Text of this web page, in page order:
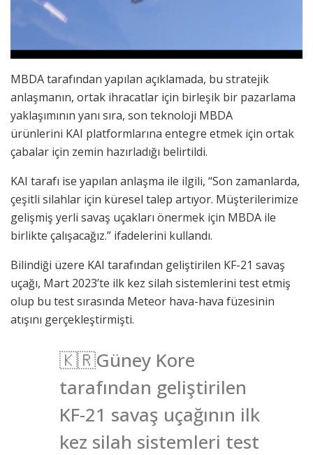
MBDA tarafından yapılan açıklamada, bu stratejik
anlaşmanın, ortak ihracatlar için birleşik bir pazarlama
yaklaşımının yanı sıra, son teknoloji MBDA
ürünlerini KAI platformlarına entegre etmek için ortak
çabalar için zemin hazırladığı belirtildi.
KAI tarafı ise yapılan anlaşma ile ilgili, “Son zamanlarda,
çeşitli silahlar için küresel talep artıyor. Müşterilerimize
gelişmiş yerli savaş uçakları önermek için MBDA ile
birlikte çalışacağız.” ifadelerini kullandı.
Bilindiği üzere KAI tarafından geliştirilen KF-21 savaş
uçağı, Mart 2023’te ilk kez silah sistemlerini test etmiş
olup bu test sırasında Meteor hava-hava füzesinin
atışını gerçekleştirmişti.
🇰🇷Güney Kore
tarafından geliştirilen
KF-21 savaş uçağının ilk
kez silah sistemleri test